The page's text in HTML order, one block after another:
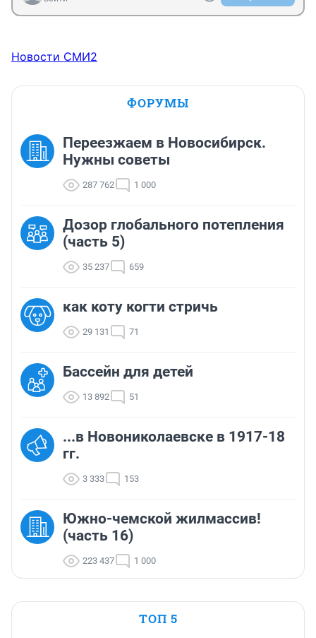
Новости СМИ2
ФОРУМЫ
Переезжаем в Новосибирск.
Нужны советы
287 762 1 000
Дозор глобального потепления
(часть 5)
35 237 659
как коту когти стричь
29 131 71
Бассейн для детей
13 892 51
...в Новониколаевске в 1917-18
гг.
3 333 153
Южно-чемской жилмассив!
(часть 16)
223 437 1 000
ТОП 5